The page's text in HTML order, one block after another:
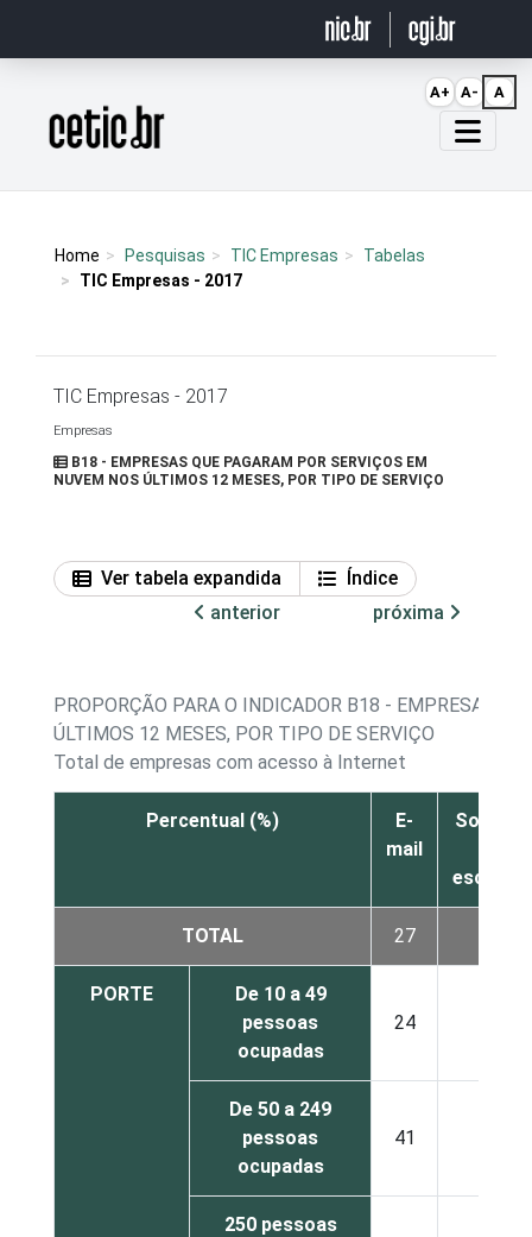
Página inicial
Home Pesquisas TIC Empresas
Tabelas
TIC Empresas - 2017
TIC Empresas - 2017
Empresas
B18 - EMPRESAS QUE PAGARAM POR SERVIÇOS EM
NUVEM NOS ÚLTIMOS 12 MESES, POR TIPO DE SERVIÇO
Ver tabela expandida
Índice
anterior
próxima
PROPORÇÃO PARA O INDICADOR B18 - EMPRESAS
ÚLTIMOS 12 MESES, POR TIPO DE SERVIÇO
Total de empresas com acesso à Internet
Percentual (%)
E-
mail
TOTAL 27
PORTE
De 10 a 49
pessoas
ocupadas
24
De 50 a 249
pessoas
ocupadas
41
250 pessoas
A+ A- A